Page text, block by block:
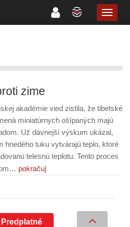
zime
akadémie vied zistila, že tibetské
miniatúrnych ošípaných majú
Už dávnejší výskum ukázal,
hnedého tuku vytvárajú teplo, ktoré
telesnú teplotu. Tento proces
pokračuj
Predplatné